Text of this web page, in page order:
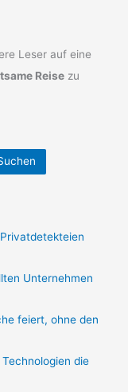
Leser auf eine
Reise zu
Unternehmen
feiert, ohne den
die